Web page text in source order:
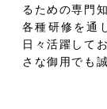
るための専門
各種研修を通
日々活躍して
さな御用でも